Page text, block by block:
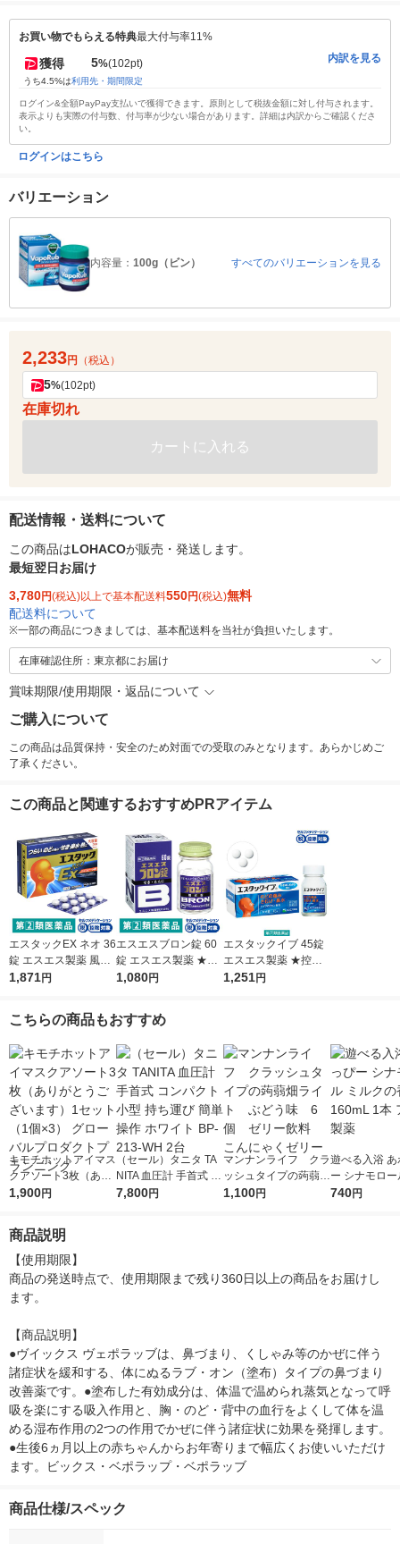
お買い物でもらえる特典最大付与率11%
獲得 5%(102pt)
うち4.5%は利用先・期間限定
内訳を見る
ログイン&全額PayPay支払いで獲得できます。原則として税抜金額に対し付与されます。
表示よりも実際の付与数、付与率が少ない場合があります。詳細は内訳からご確認くださ
い。
ログインはこちら
バリエーション
内容量： 100g（ビン） すべてのバリエーションを見る
2,233円 （税込）
5%(102pt)
在庫切れ
カートに入れる
配送情報・送料について
この商品はLOHACOが販売・発送します。
最短翌日お届け
3,780円(税込)以上で基本配送料550円(税込)無料
配送料について
※一部の商品につきましては、基本配送料を当社が負担いたします。
在庫確認住所：東京都にお届け
賞味期限/使用期限・返品について
ご購入について
この商品は品質保持・安全のため対面での受取のみとなります。あらかじめご
了承ください。
この商品と関連するおすすめPRアイテム
エスタックEX ネオ 36
錠 エスエス製薬 風邪
薬 のどの痛み、鼻
品】
1,871円
エスエスブロン錠 60
錠 エスエス製薬 ★控
除★ せき たん【指定
1,080円
エスタックイブ 45錠
エスエス製薬 ★控除
★ 風邪薬 のどの痛
1,251円
こちらの商品もおすすめ
キモチホットアイマス
クアソート3枚（あり
がとうございます）1
ンニング
1,900円
（セール）タニタ TA
NITA 血圧計 手首式 コ
ンパクト 小型 持ち運
7,800円
マンナンライフ クラ
ッシュタイプの蒟蒻畑
ライト ぶどう味 6
1,100円
遊べる入浴 あ
ー シナモロ
クの香り
740円
商品説明
【使用期限】
商品の発送時点で、使用期限まで残り360日以上の商品をお届けし
ます。
【商品説明】
●ヴイックス ヴェポラッブは、鼻づまり、くしゃみ等のかぜに伴う
諸症状を緩和する、体にぬるラブ・オン（塗布）タイプの鼻づまり
改善薬です。●塗布した有効成分は、体温で温められ蒸気となって呼
吸を楽にする吸入作用と、胸・のど・背中の血行をよくして体を温
める湿布作用の2つの作用でかぜに伴う諸症状に効果を発揮します。
●生後6ヵ月以上の赤ちゃんからお年寄りまで幅広くお使いいただけ
ます。ビックス・ベポラップ・ベポラッブ
商品仕様/スペック